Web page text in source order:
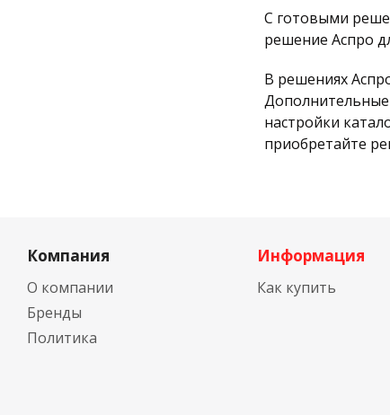
С готовыми
решение Аспро
В решениях
Дополнительные
настройки
приобретайте
Компания
О компании
Бренды
Политика
Информация
Как купить